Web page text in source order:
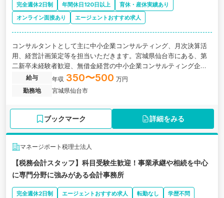
完全週休2日制 年間休日120日以上
育休・産休実績あり
オンライン面接あり
エージェントおすすめ求人
コンサルタントとして主に中小企業コンサルティング、月次決算活
用、経営計画策定等を担当いただきます。宮城県仙台市にある、第
二新卒未経験者歓迎、無借金経営の中小企業コンサルティング企業
の求人です。
給与 年収 350〜500 万円
勤務地
宮城県仙台市
ブックマーク 詳細をみる
マネージポート税理士法人
【税務会計スタッフ】科目受験生歓迎！事業承継や相続を中心
に専門分野に強みがある会計事務所
完全週休2日制 エージェントおすすめ求人 転勤なし
学歴不問